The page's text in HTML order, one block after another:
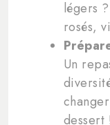
légers
rosés,
Un
dessert !